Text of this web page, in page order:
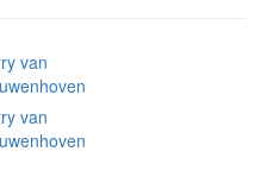
van
van